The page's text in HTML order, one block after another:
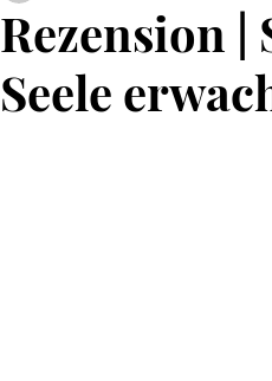
Rezension
Seele